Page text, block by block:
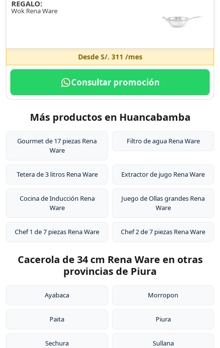
REGALO:
Wok Rena Ware
Desde S/. 311 /mes
Consultar promoción
Más productos en Huancabamba
Gourmet de 17 piezas Rena
Ware
Filtro de agua Rena Ware
Tetera de 3 litros Rena Ware Extractor de jugo Rena Ware
Cocina de Inducción Rena
Ware
Juego de Ollas grandes Rena
Ware
Chef 1 de 7 piezas Rena Ware Chef 2 de 7 piezas Rena Ware
Cacerola de 34 cm Rena Ware en otras
provincias de Piura
Ayabaca Morropon
Paita Piura
Sechura Sullana